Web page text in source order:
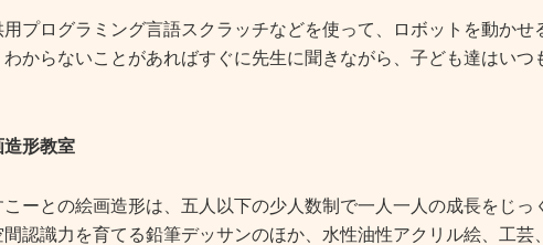
用プログラミング言語スクラッチなどを使って、ロボットを動か
わからないことがあればすぐに先生に聞きながら、子ども達はい
造形教室
こーとの絵画造形は、五人以下の少人数制で一人一人の成長をじ
間認識力を育てる鉛筆デッサンのほか、水性油性アクリル絵、工